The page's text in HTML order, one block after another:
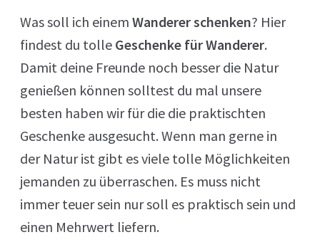
d
di
t
at
sA
p
p
e
n
Was soll ich einemWanderer schenken? Hier
findest du tolle Geschenke für Wanderer.
Damit deine Freunde noch besser die Natur
genießen können solltest du mal unsere
besten haben wir für die die praktischten
Geschenke ausgesucht. Wenn man gerne in
der Natur ist gibt es viele tolle Möglichkeiten
jemanden zu überraschen. Es muss nicht
immer teuer sein nur soll es praktisch sein und
einen Mehrwert liefern.